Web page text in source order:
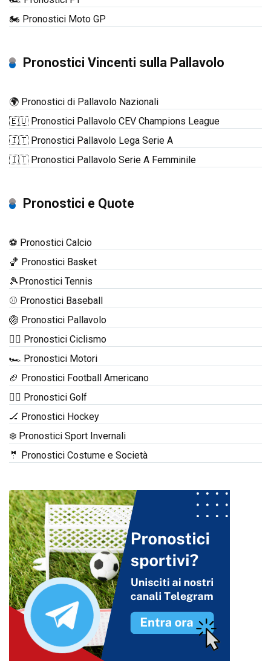
🏍️ Pronostici Moto GP
Pronostici Vincenti sulla Pallavolo
🌍 Pronostici di Pallavolo Nazionali
🇪🇺 Pronostici Pallavolo CEV Champions League
🇮🇹 Pronostici Pallavolo Lega Serie A
🇮🇹 Pronostici Pallavolo Serie A Femminile
Pronostici e Quote
⚽ Pronostici Calcio
🏀 Pronostici Basket
🎾Pronostici Tennis
⚾ Pronostici Baseball
🏐 Pronostici Pallavolo
🚴‍♂️ Pronostici Ciclismo
🏎️ Pronostici Motori
🏈 Pronostici Football Americano
🏌️‍♂️ Pronostici Golf
🏒 Pronostici Hockey
❄️ Pronostici Sport Invernali
🤵 Pronostici Costume e Società